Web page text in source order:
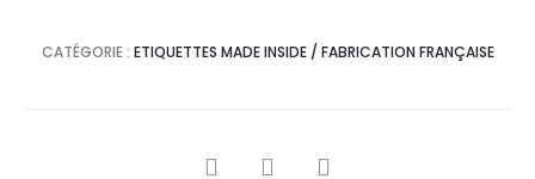
CATÉGORIE : ETIQUETTES MADE INSIDE / FABRICATION FRANÇAISE